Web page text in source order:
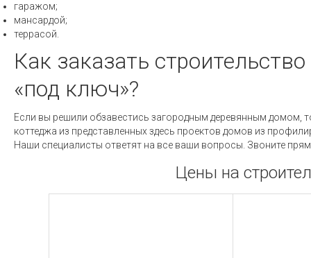
гаражом;
мансардой;
террасой.
Как заказать
«под ключ»?
Если вы решили обзавестись загородным деревянным домом,
коттеджа из представленных здесь проектов домов из
Наши специалисты ответят на все ваши вопросы. Звоните
Цены на